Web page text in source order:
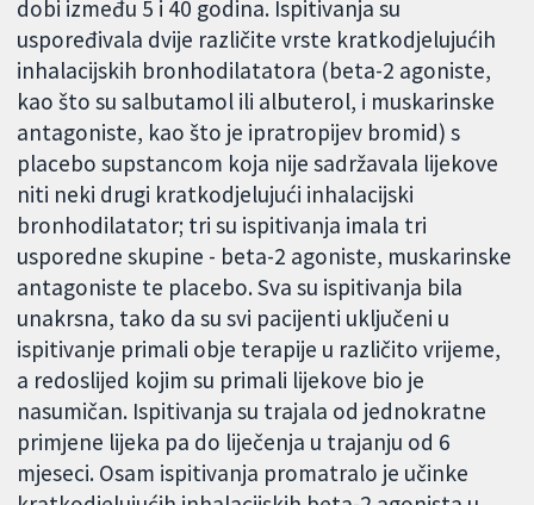
dobi između 5 i 40 godina. Ispitivanja su
uspoređivala dvije različite vrste kratkodjelujućih
inhalacijskih bronhodilatatora (beta-2 agoniste,
kao što su salbutamol ili albuterol, i muskarinske
antagoniste, kao što je ipratropijev bromid) s
placebo supstancom koja nije sadržavala lijekove
niti neki drugi kratkodjelujući inhalacijski
bronhodilatator; tri su ispitivanja imala tri
usporedne skupine - beta-2 agoniste, muskarinske
antagoniste te placebo. Sva su ispitivanja bila
unakrsna, tako da su svi pacijenti uključeni u
ispitivanje primali obje terapije u različito vrijeme,
a redoslijed kojim su primali lijekove bio je
nasumičan. Ispitivanja su trajala od jednokratne
primjene lijeka pa do liječenja u trajanju od 6
mjeseci. Osam ispitivanja promatralo je učinke